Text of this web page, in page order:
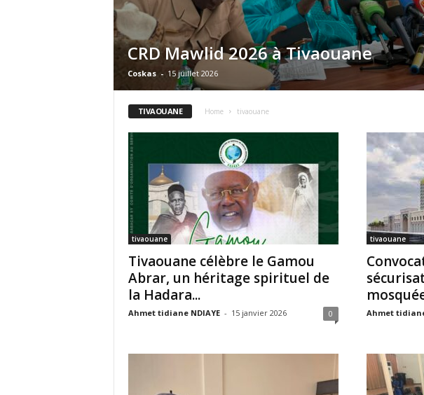
CRD Mawlid 2026 à Tivaouane
Coskas - 15 juillet 2026
TIVAOUANE Home tivaouane
tivaouane
Tivaouane célèbre le Gamou
Abrar, un héritage spirituel de
la Hadara...
Ahmet tidiane NDIAYE - 15 janvier 2026 0
tivaouane
Ahmet